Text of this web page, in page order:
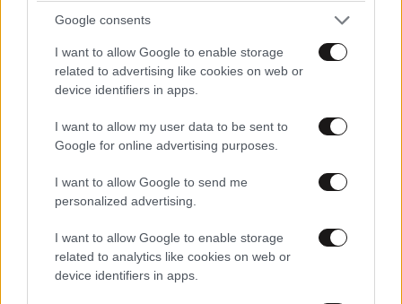
Google consents
I want to allow Google to enable storage
related to advertising like cookies on web or
device identifiers in apps.
I want to allow my user data to be sent to
Google for online advertising purposes.
I want to allow Google to send me
personalized advertising.
I want to allow Google to enable storage
related to analytics like cookies on web or
device identifiers in apps.
Ο Γούντι Χάρελσον στη Δήλο: Η αποκάλυψη για